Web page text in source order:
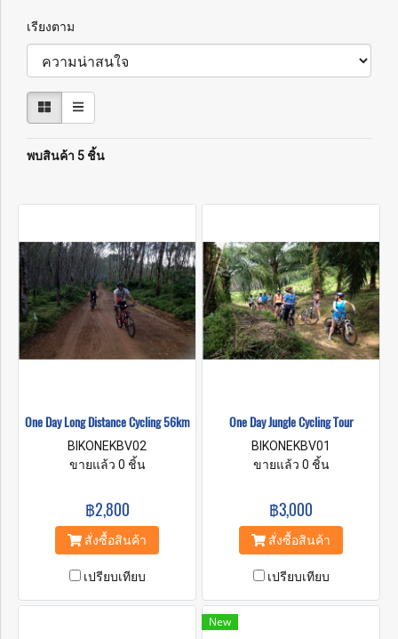
เรียงตาม
พบสินค้า 5 ชิ้น
One Day Long Distance Cycling 56km
BIKONEKBV02
ขายแล้ว 0 ชิ้น
฿2,800
สั่งซื้อสินค้า
เปรียบเทียบ
One Day Jungle Cycling Tour
BIKONEKBV01
ขายแล้ว 0 ชิ้น
฿3,000
สั่งซื้อสินค้า
เปรียบเทียบ
New